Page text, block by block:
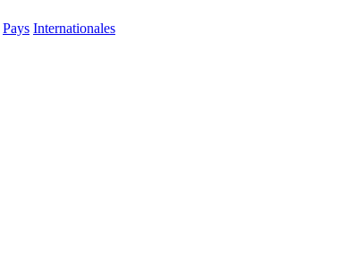
Pays Internationales